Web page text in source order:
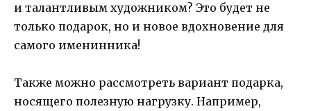
и талантливым художником? Это будет не
только подарок, но и новое вдохновение для
самого именинника!
Также можно рассмотреть вариант подарка,
носящего полезную нагрузку. Например,